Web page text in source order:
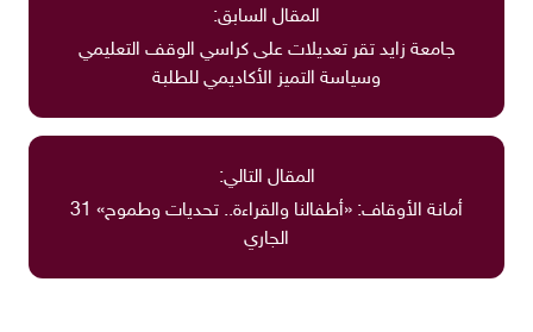
المقال السابق:
جامعة زايد تقر تعديلات على كراسي الوقف التعليمي
وسياسة التميز الأكاديمي للطلبة
المقال التالي:
أمانة الأوقاف: «أطفالنا والقراءة.. تحديات وطموح» 31
الجاري